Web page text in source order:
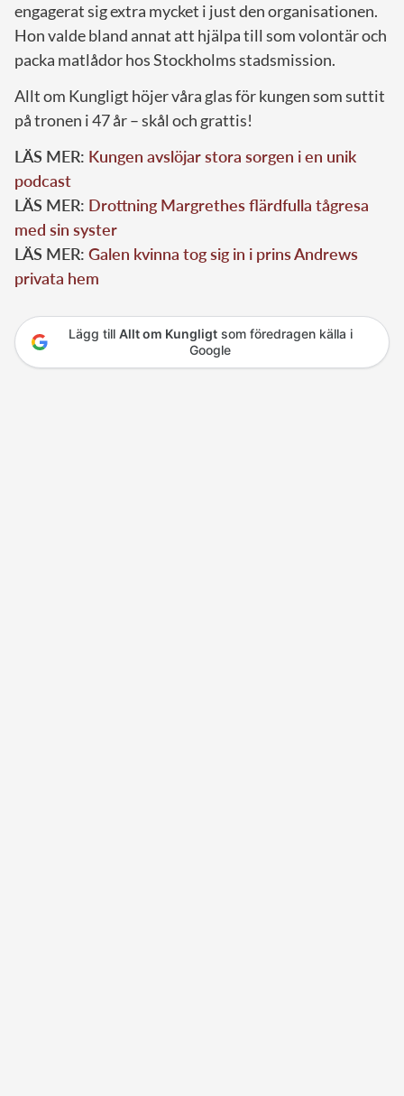
engagerat sig extra mycket i just den organisationen.
Hon valde bland annat att hjälpa till som volontär och
packa matlådor hos Stockholms stadsmission.
Allt om Kungligt höjer våra glas för kungen som suttit
på tronen i 47 år – skål och grattis!
LÄS MER: Kungen avslöjar stora sorgen i en unik
podcast
LÄS MER: Drottning Margrethes flärdfulla tågresa
med sin syster
LÄS MER: Galen kvinna tog sig in i prins Andrews
privata hem
Lägg till Allt om Kungligtsom föredragen källa i
Google